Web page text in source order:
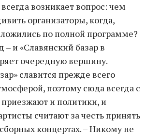
возникает вопрос: чем
организаторы, когда,
по полной программе?
– и «Славянский базар в
очередную вершину.
славится прежде всего
поэтому сюда всегда с
и политики, и
считают за честь принять
концертах. – Никому не